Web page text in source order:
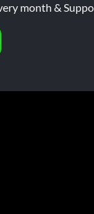
month &